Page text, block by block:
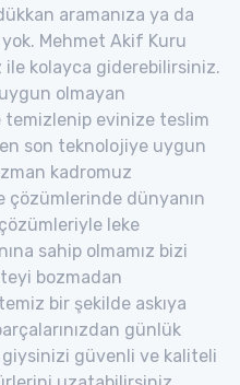
aramanıza ya da
Mehmet Akif Kuru
ile kolayca giderebilirsiniz.
olmayan
evinize teslim
son teknolojiye uygun
kadromuz
çözümlerinde dünyanın
leke
sahip olmamız bizi
bozmadan
bir şekilde askıya
günlük
güvenli ve kaliteli